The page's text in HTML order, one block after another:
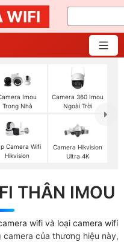
WIFI
Imou
Trong Nhà
Camera 360 Imou
Ngoài Trời
Camera Wifi
Hikvision
Camera Hikvision
Ultra 4K
THÂN IMOU
wifi và loại camera wifi
của thương hiệu này,